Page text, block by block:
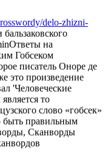
delo-zhizni-
Ответы на
Гобсеком
писатель Оноре де
это произведение
'Человеческие
то
слово «гобсек»
быть правильным
Сканворды